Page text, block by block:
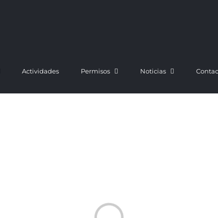
Actividades Permisos Noticias
Cargando...